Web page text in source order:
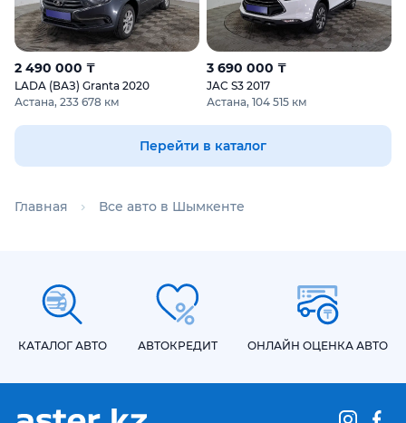
2 490 000 ₸
LADA (ВАЗ) Granta 2020
Астана, 233 678 км
3 690 000 ₸
JAC S3 2017
Астана, 104 515 км
Перейти в каталог
Главная Все авто в Шымкенте
КАТАЛОГ АВТО АВТОКРЕДИТ ОНЛАЙН ОЦЕНКА АВТО